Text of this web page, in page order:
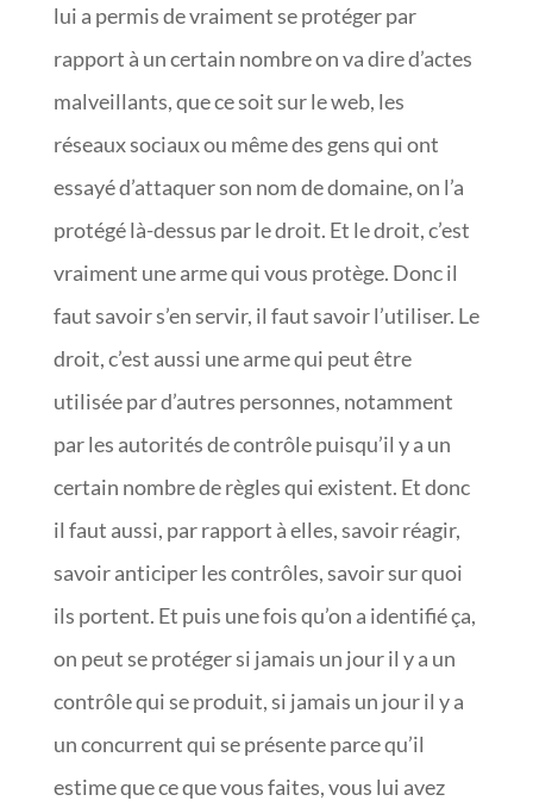
lui a permis de vraiment se protéger par
rapport à un certain nombre on va dire d’actes
malveillants, que ce soit sur le web, les
réseaux sociaux ou même des gens qui ont
essayé d’attaquer son nom de domaine, on l’a
protégé là-dessus par le droit. Et le droit, c’est
vraiment une arme qui vous protège. Donc il
faut savoir s’en servir, il faut savoir l’utiliser. Le
droit, c’est aussi une arme qui peut être
utilisée par d’autres personnes, notamment
par les autorités de contrôle puisqu’il y a un
certain nombre de règles qui existent. Et donc
il faut aussi, par rapport à elles, savoir réagir,
savoir anticiper les contrôles, savoir sur quoi
ils portent. Et puis une fois qu’on a identifié ça,
on peut se protéger si jamais un jour il y a un
contrôle qui se produit, si jamais un jour il y a
un concurrent qui se présente parce qu’il
estime que ce que vous faites, vous lui avez